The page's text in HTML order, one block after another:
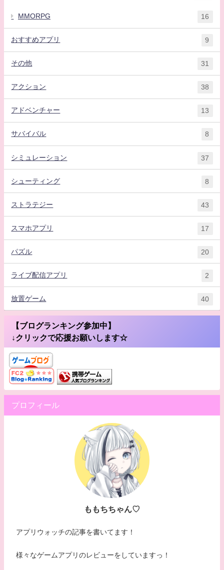
MMORPG 16
おすすめアプリ 9
その他 31
アクション 38
アドベンチャー 13
サバイバル 8
シミュレーション 37
シューティング 8
ストラテジー 43
スマホアプリ 17
パズル 20
ライブ配信アプリ 2
放置ゲーム 40
【ブログランキング参加中】
↓クリックで応援お願いします☆
プロフィール
ももちちゃん♡
アプリウォッチの記事を書いてます！
様々なゲームアプリのレビューをしていますっ！